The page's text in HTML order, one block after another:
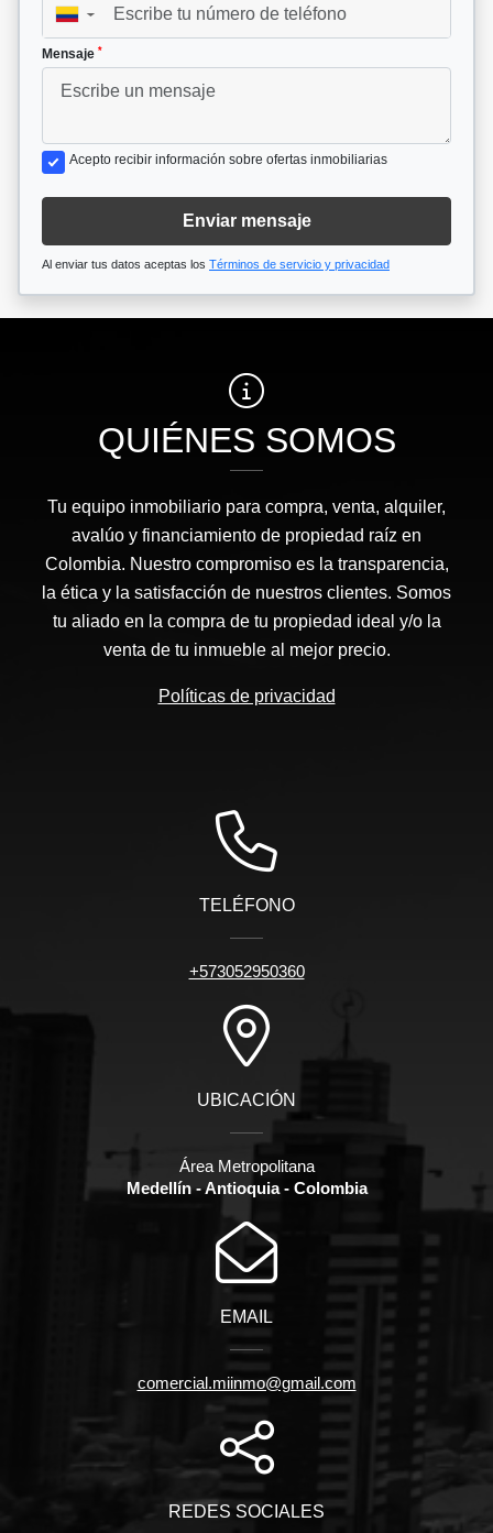
▼
Mensaje *
Acepto recibir información sobre ofertas inmobiliarias
Enviar mensaje
Al enviar tus datos aceptas los Términos de servicio y privacidad
QUIÉNES SOMOS
Tu equipo inmobiliario para compra, venta, alquiler,
avalúo y financiamiento de propiedad raíz en
Colombia. Nuestro compromiso es la transparencia,
la ética y la satisfacción de nuestros clientes. Somos
tu aliado en la compra de tu propiedad ideal y/o la
venta de tu inmueble al mejor precio.
Políticas de privacidad
TELÉFONO
+573052950360
UBICACIÓN
Área Metropolitana
Medellín - Antioquia - Colombia
EMAIL
comercial.miinmo@gmail.com
REDES SOCIALES